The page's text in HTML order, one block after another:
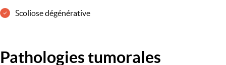
Scoliose dégénérative
Pathologies tumorales